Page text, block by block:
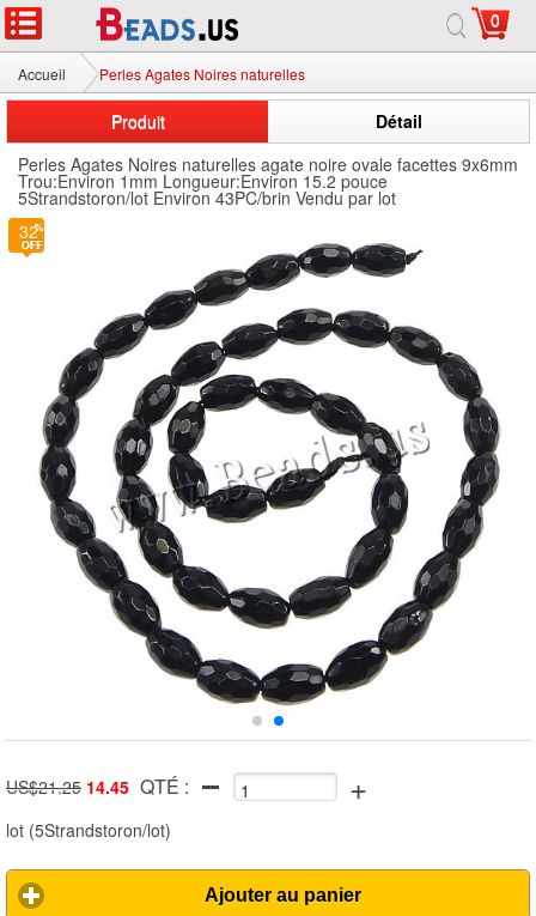
0
Accueil Perles Agates Noires naturelles
Produit
Détail
Perles Agates Noires naturelles agate noire ovale facettes 9x6mm
Trou:Environ 1mm Longueur:Environ 15.2 pouce
5Strandstoron/lot Environ 43PC/brin Vendu par lot
32
US$21.25 14.45 QTÉ : +
lot (5Strandstoron/lot)
Ajouter au panier